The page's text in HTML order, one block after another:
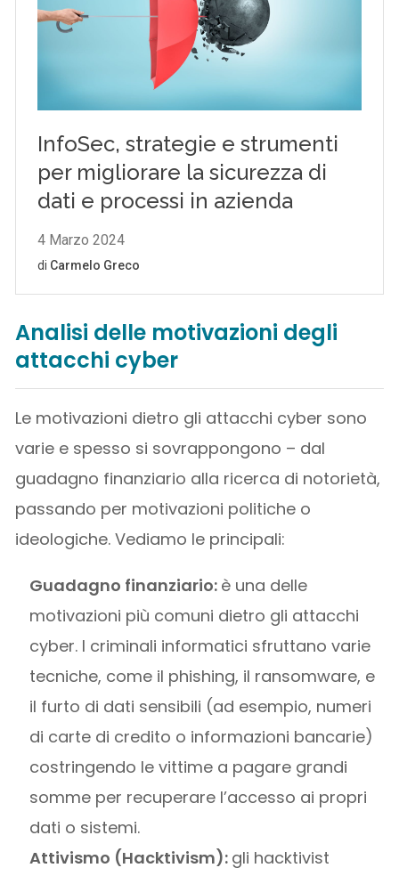
Analisi delle motivazioni degli
attacchi cyber
Le motivazioni dietro gli attacchi cyber sono
varie e spesso si sovrappongono – dal
guadagno finanziario alla ricerca di notorietà,
passando per motivazioni politiche o
ideologiche. Vediamo le principali:
Guadagno finanziario: è una delle
motivazioni più comuni dietro gli attacchi
cyber. I criminali informatici sfruttano varie
tecniche, come il phishing, il ransomware, e
il furto di dati sensibili (ad esempio, numeri
di carte di credito o informazioni bancarie)
costringendo le vittime a pagare grandi
somme per recuperare l’accesso ai propri
dati o sistemi.
Attivismo (Hacktivism): gli hacktivist